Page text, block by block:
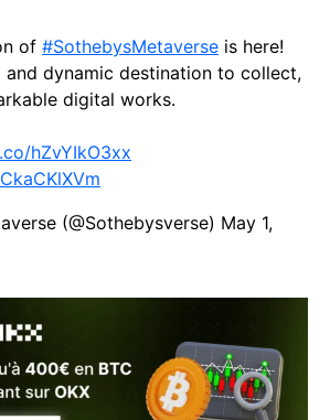
of #SothebysMetaverse is here!
and dynamic destination to collect,
digital works.
hZvYIkO3xx
(@Sothebysverse) May 1,